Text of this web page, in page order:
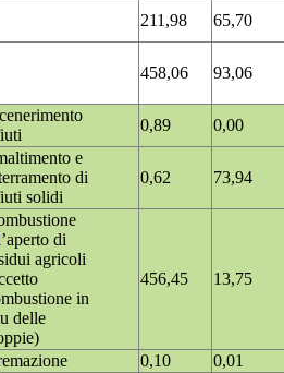
211,98
65,70
458,06 93,06
0,89
0,00
e
di
solidi
0,62 73,94
di
agricoli
in
delle
456,45 13,75
0,10
0,01